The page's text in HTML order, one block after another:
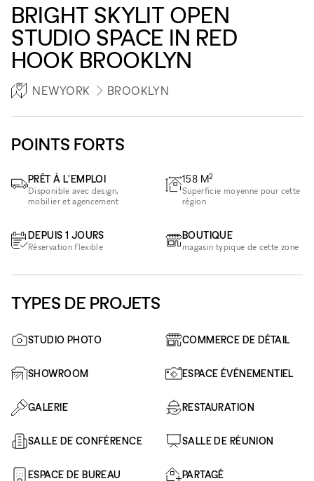
BRIGHT SKYLIT OPEN
STUDIO SPACE IN RED
HOOK BROOKLYN
NEWYORK BROOKLYN
POINTS FORTS
PRÊT À L'EMPLOI
Disponible avec design,
mobilier et agencement
DEPUIS 1 JOURS
Réservation flexible
158 M2
Superficie moyenne pour cette
région
BOUTIQUE
magasin typique de cette zone
TYPES DE PROJETS
STUDIO PHOTO COMMERCE DE DÉTAIL
SHOWROOM ESPACE ÉVÉNEMENTIEL
GALERIE RESTAURATION
SALLE DE CONFÉRENCE SALLE DE RÉUNION
ESPACE DE BUREAU PARTAGÉ